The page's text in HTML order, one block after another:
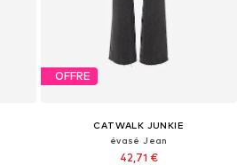
OFFRE
CATWALK JUNKIE
évasé Jean
42,71 €